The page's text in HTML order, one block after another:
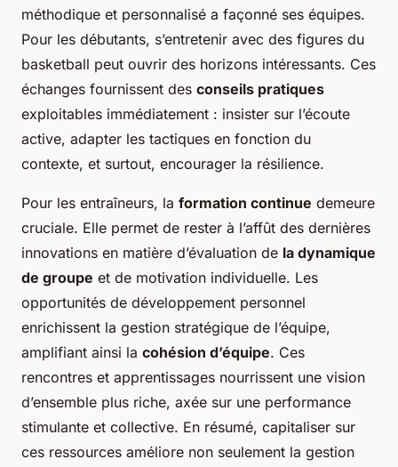
méthodique et personnalisé a façonné ses équipes.
Pour les débutants, s’entretenir avec des figures du
basketball peut ouvrir des horizons intéressants. Ces
échanges fournissent des conseils pratiques
exploitables immédiatement : insister sur l’écoute
active, adapter les tactiques en fonction du
contexte, et surtout, encourager la résilience.
Pour les entraîneurs, la formation continue demeure
cruciale. Elle permet de rester à l’affût des dernières
innovations en matière d’évaluation de la dynamique
de groupe et de motivation individuelle. Les
opportunités de développement personnel
enrichissent la gestion stratégique de l’équipe,
amplifiant ainsi la cohésion d’équipe. Ces
rencontres et apprentissages nourrissent une vision
d’ensemble plus riche, axée sur une performance
stimulante et collective. En résumé, capitaliser sur
ces ressources améliore non seulement la gestion